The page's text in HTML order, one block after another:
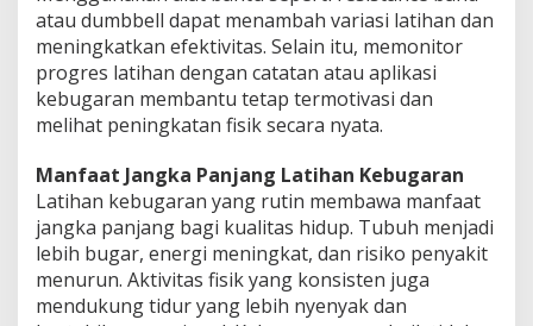
atau dumbbell dapat menambah variasi latihan dan
meningkatkan efektivitas. Selain itu, memonitor
progres latihan dengan catatan atau aplikasi
kebugaran membantu tetap termotivasi dan
melihat peningkatan fisik secara nyata.
Manfaat Jangka Panjang Latihan Kebugaran
Latihan kebugaran yang rutin membawa manfaat
jangka panjang bagi kualitas hidup. Tubuh menjadi
lebih bugar, energi meningkat, dan risiko penyakit
menurun. Aktivitas fisik yang konsisten juga
mendukung tidur yang lebih nyenyak dan